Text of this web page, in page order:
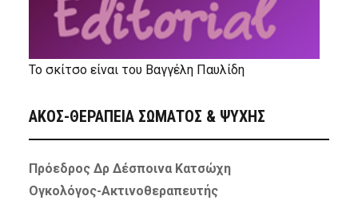
Το σκίτσο είναι του Βαγγέλη Παυλίδη
ΑΚΟΣ-ΘΕΡΑΠΕΙΑ ΣΩΜΑΤΟΣ & ΨΥΧΗΣ
Πρόεδρος Δρ Δέσποινα Κατσώχη
Ογκολόγος-Ακτινοθεραπευτής